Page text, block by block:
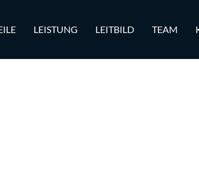
LEISTUNG LEITBILD TEAM